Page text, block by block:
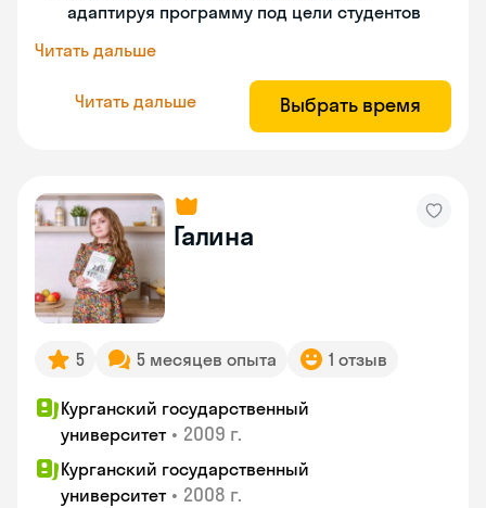
адаптируя программу под цели студентов
Читать дальше
Читать дальше Выбрать время
Галина
5 5 месяцев опыта 1 отзыв
Курганский государственный
университет • 2009 г.
Курганский государственный
университет • 2008 г.